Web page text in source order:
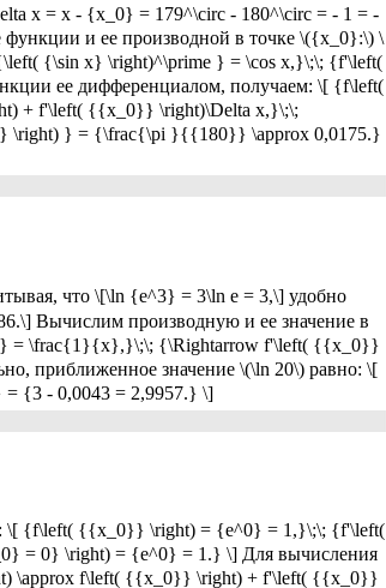
x = x - {x_0} = 179^\circ - 180^\circ = - 1 = -
и ее производной в точке \({x_0}:\) \
{\sin x} \right)^\prime } = \cos x,}\;\; {f'\left(
ее дифференциалом, получаем: \[ {f\left(
+ f'\left( {{x_0}} \right)\Delta x,}\;\;
\right) } = {\frac{\pi }{{180}} \approx 0,0175.}
что \[\ln {e^3} = 3\ln e = 3,\] удобно
Вычислим производную и ее значение в
= \frac{1}{x},}\;\; {\Rightarrow f'\left( {{x_0}}
приближенное значение \(\ln 20\) равно: \[
{3 - 0,0043 = 2,9957.} \]
\[ {f\left( {{x_0}} \right) = {e^0} = 1,}\;\; {f'\left(
= 0} \right) = {e^0} = 1.} \] Для вычисления
\approx f\left( {{x_0}} \right) + f'\left( {{x_0}}